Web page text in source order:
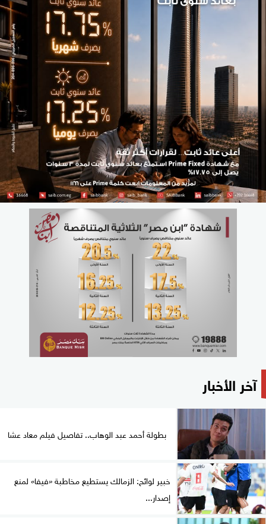
آخر الأخبار
بطولة أحمد عبد الوهاب.. تفاصيل فيلم معاد عشا
خبير لوائح: الزمالك يستطيع مخاطبة «فيفا» لمنع
إصدار...